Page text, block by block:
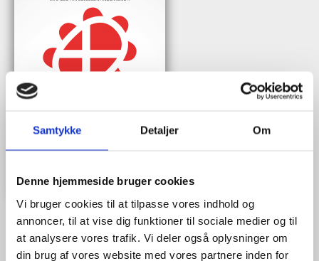
Samtykke Detaljer Om
Denne hjemmeside bruger cookies
Vi bruger cookies til at tilpasse vores indhold og
annoncer, til at vise dig funktioner til sociale medier og til
at analysere vores trafik. Vi deler også oplysninger om
din brug af vores website med vores partnere inden for
Når du trykker "modtag bogen" bliver du tilmeldt Bestyrelsesguidens